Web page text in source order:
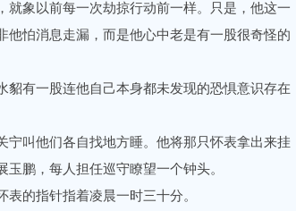
象以前每一次劫掠行动前一样。只是，他这一
怕消息走漏，而是他心中老是有一股很奇怪的
有一股连他自己本身都未发现的恐惧意识存在
叫他们各自找地方睡。他将那只怀表拿出来挂
鹏，每人担任巡守瞭望一个钟头。
的指针指着凌晨一时三十分。